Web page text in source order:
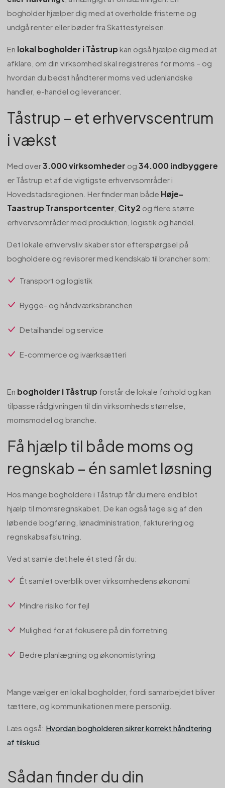
bogholder hjælper dig med at overholde fristerne og
undgå renter eller bøder fra Skattestyrelsen.
En lokal bogholder i Tåstrup kan også hjælpe dig med at
afklare, om din virksomhed skal registreres for moms – og
hvordan du bedst håndterer moms ved udenlandske
handler, e-handel og leverancer.
Tåstrup – et erhvervscentrum
i vækst
Med over3.000 virksomheder og 34.000 indbyggere
er Tåstrup et af de vigtigste erhvervsområder i
Hovedstadsregionen. Her finder man både Høje-
Taastrup Transportcenter City2 og flere større
erhvervsområder med produktion, logistik og handel.
Det lokale erhvervsliv skaber stor efterspørgsel på
bogholdere og revisorer med kendskab til brancher som:
Transport og logistik
Bygge- og håndværksbranchen
Detailhandel og service
E-commerce og iværksætteri
En bogholder i Tåstrup forstår de lokale forhold og kan
tilpasse rådgivningen til din virksomheds størrelse,
momsmodel og branche.
Få hjælp til både moms og
regnskab – én samlet løsning
Hos mange bogholdere i Tåstrup får du mere end blot
hjælp til momsregnskabet. De kan også tage sig af den
løbende bogføring, lønadministration, fakturering og
regnskabsafslutning.
Ved at samle det hele ét sted får du:
Ét samlet overblik over virksomhedens økonomi
Mindre risiko for fejl
Mulighed for at fokusere på din forretning
Bedre planlægning og økonomistyring
Mange vælger en lokal bogholder, fordi samarbejdet bliver
tættere, og kommunikationen mere personlig.
Læs også: Hvordan bogholderen sikrer korrekt håndtering
af tilskud
Sådan finder du din